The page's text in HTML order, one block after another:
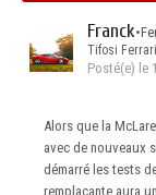
Franck•
Tifosi
Posté(e) le
Alors que la
avec de nouveaux
démarré les tests
remplaçante aura